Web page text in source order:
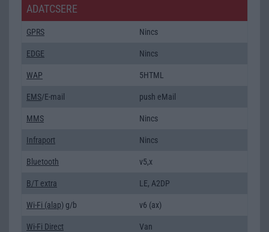
ADATCSERE
GPRS Nincs
EDGE Nincs
WAP 5HTML
EMS/E-mail push eMail
MMS Nincs
Infraport Nincs
Bluetooth v5,x
B/T extra LE, A2DP
Wi-Fi (alap) g/b v6 (ax)
Wi-Fi Direct Van